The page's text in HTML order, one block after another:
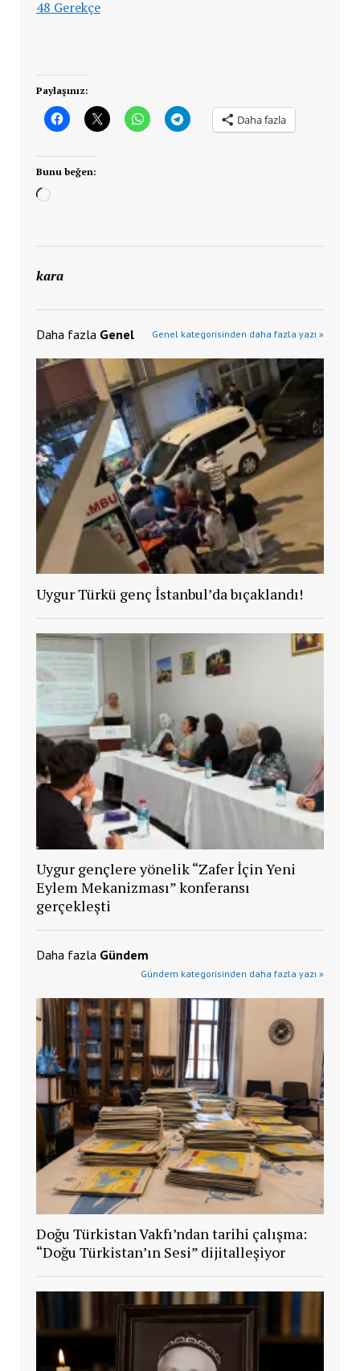
48 Gerekçe
Paylaşınız:
Daha fazla
Bunu beğen:
Yükleniyor...
kara
Daha fazla Genel Genel kategorisinden daha fazla yazı »
Uygur Türkü genç İstanbul’da bıçaklandı!
Uygur gençlere yönelik “Zafer İçin Yeni
Eylem Mekanizması” konferansı
gerçekleşti
Daha fazla Gündem
Gündem kategorisinden daha fazla yazı »
Doğu Türkistan Vakfı’ndan tarihi çalışma:
“Doğu Türkistan’ın Sesi” dijitalleşiyor